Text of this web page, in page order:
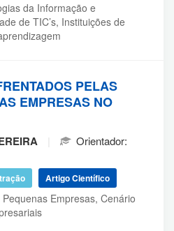
da Informação e
de TIC’s, Instituições de
PELAS
EMPRESAS NO
Orientador:
Artigo Científico
Pequenas Empresas, Cenário